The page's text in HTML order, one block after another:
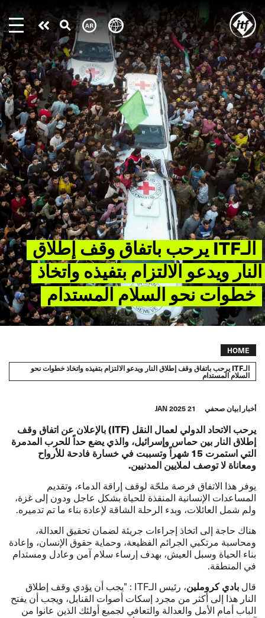
Skip
to
main
content
الـITF يرحب باتفاق وقف إطلاق
النار ويدعو الالتزام بتفيذه واتخاذ
خطوات نحو السلام المستدام
Take
action
Breadcrumb
HOME
الـITF يرحب باتفاق وقف إطلاق النار ويدعو الالتزام بتفيذه واتخاذ خطوات نحو
السلام المستدام
أخبار بيان صحفي 21 JAN 2025
يرحب الاتحاد الدولي لعمال النقل (ITF) بالإعلان عن اتفاق وقف
إطلاق النار بين حماس وإسرائيل، والذي يضع حداً للحرب المدمرة
التي استمرت 15 شهراً وتسببت في خسارة فادحة للأرواح
ومعاناة لا توصف لملايين المدنيين.
يوفر هذا الاتفاق فرصة ملحّة لوقف إراقة الدماء، وتقديم
المساعدات الإنسانية المنقذة للحياة بشكل عاجل ودون إلى غزة،
ولم شمل العائلات، وبدء الرحلة الشاقة لإعادة بناء ما تم تدميره.
هناك حاجة إلى اتخاذ إجراءات جريئة لضمان تحقيق العدالة،
ومحاسبة مرتكبي الجرائم الفظيعة، وحماية حقوق الإنسان، وإعادة
بناء الحياة وسبل العيش، بهدف إرساء سلام آمن وعادل ومستدام
في المنطقة.
قال بادي كروملين
، رئيس الـITF : "يجب أن يؤدي وقف إطلاق
النار هذا إلى أكثر من مجرد إسكات أصوات القنابل، ويجب أن يفتح
الباب أمام الأمل والعدالة والتعافي لجميع أولئك الذين عانوا من